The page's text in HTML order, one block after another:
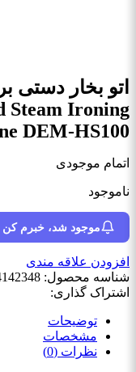
Steam Ironing
DEM-HS100
اتمام موجودی
ناموجود
موجود شد، خبرم کن
افزودن علاقه مندی
شناسه محصول:
اشتراک گذاری:
توضیحات
مشخصات
نظرات (0)